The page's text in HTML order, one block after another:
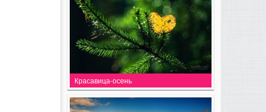
Красавица-осень